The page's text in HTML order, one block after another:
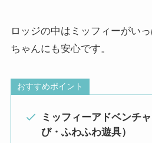
ロッジの中はミッフィーがい
ちゃんにも安心です。
おすすめポイント
ミッフィーアドベンチ
び・ふわふわ遊具）